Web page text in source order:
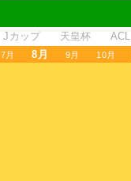
Jカップ 天皇杯 ACL
7月 8月 9月 10月